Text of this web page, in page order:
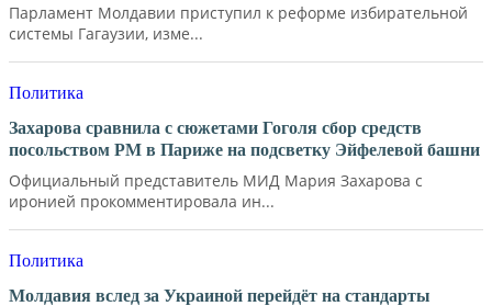
Парламент Молдавии приступил к реформе избирательной
системы Гагаузии, изме...
Политика
Захарова сравнила с сюжетами Гоголя сбор средств
посольством РМ в Париже на подсветку Эйфелевой башни
Официальный представитель МИД Мария Захарова с
иронией прокомментировала ин...
Политика
Молдавия вслед за Украиной перейдёт на стандарты